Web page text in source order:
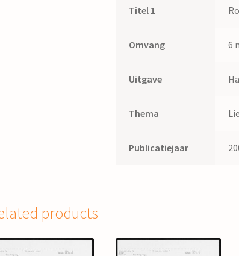
Titel 1
Omvang 6
Uitgave
Thema
Publicatiejaar
products